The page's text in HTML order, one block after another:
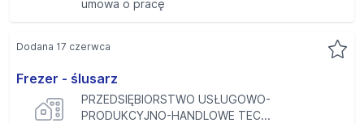
umowa o pracę
Frezer - ślusarz
PRZEDSIĘBIORSTWO USŁUGOWO-
PRODUKCYJNO-HANDLOWE TEC...
Dodana 17 czerwca